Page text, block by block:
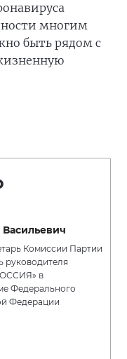
многим
быть рядом с
Комиссии Партии
руководителя
в
Федерального
Федерации